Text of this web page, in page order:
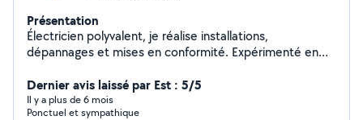
Présentation
Électricien polyvalent, je réalise installations,
dépannages et mises en conformité. Expérimenté en
divers travaux de bricolage et aide à domicile. Sérieux et
efficace.
Dernier avis laissé par Est : 5/5
Il y a plus de 6 mois
Ponctuel et sympathique